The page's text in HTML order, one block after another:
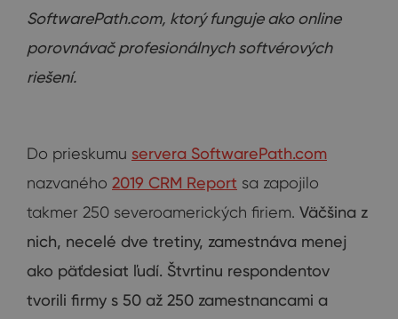
SoftwarePath.com, ktorý funguje ako online
porovnávač profesionálnych softvérových
riešení.
Do prieskumu servera SoftwarePath.com
nazvaného 2019 CRM Report sa zapojilo
takmer 250 severoamerických firiem. Väčšina z
nich, necelé dve tretiny, zamestnáva menej
ako päťdesiat ľudí. Štvrtinu respondentov
tvorili firmy s 50 až 250 zamestnancami a